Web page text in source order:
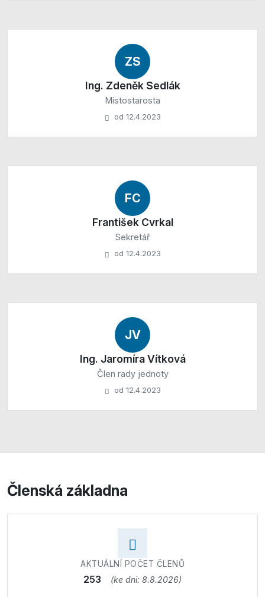
ZS
Ing. Zdeněk Sedlák
Místostarosta
od 12.4.2023
FC
František Cvrkal
Sekretář
od 12.4.2023
JV
Ing. Jaromíra Vítková
Člen rady jednoty
od 12.4.2023
Členská základna
AKTUÁLNÍ POČET ČLENŮ
253 (ke dni: 8.8.2026)